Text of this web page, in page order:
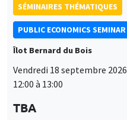
SÉMINAIRES THÉMATIQUES
PUBLIC ECONOMICS SEMINAR
Îlot Bernard du Bois
Vendredi 18 septembre 2026
12:00 à 13:00
TBA